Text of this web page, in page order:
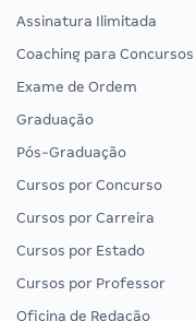
Assinatura Ilimitada
Coaching para Concursos
Exame de Ordem
Graduação
Pós-Graduação
Cursos por Concurso
Cursos por Carreira
Cursos por Estado
Cursos por Professor
Oficina de Redação